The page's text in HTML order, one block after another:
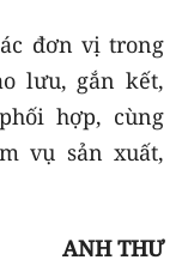
đơn vị trong
lưu, gắn kết,
hợp, cùng
vụ sản xuất,
ANH THƯ